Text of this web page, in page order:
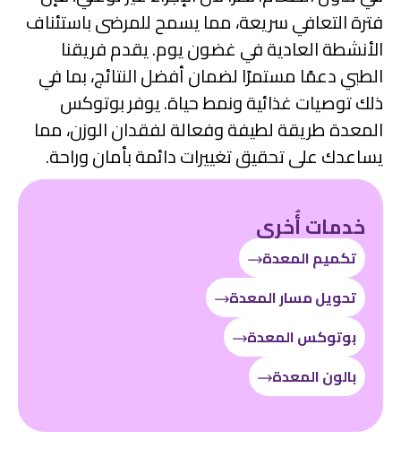
فترة التعافي سريعة، مما يسمح للمرضى باستئناف
الأنشطة العادية في غضون يوم. يقدم فريقنا
الطبي دعمًا مستمرًا لضمان أفضل النتائج، بما في
ذلك توصيات غذائية ونمط حياة. يوفر بوتوكس
المعدة طريقة لطيفة وفعالة لفقدان الوزن، مما
يساعدك على تحقيق تغييرات دائمة بأمان وراحة.
خدمات أُخرى
تكميم المعدة
تحويل مسار المعدة
بوتوكس المعدة
بالون المعدة